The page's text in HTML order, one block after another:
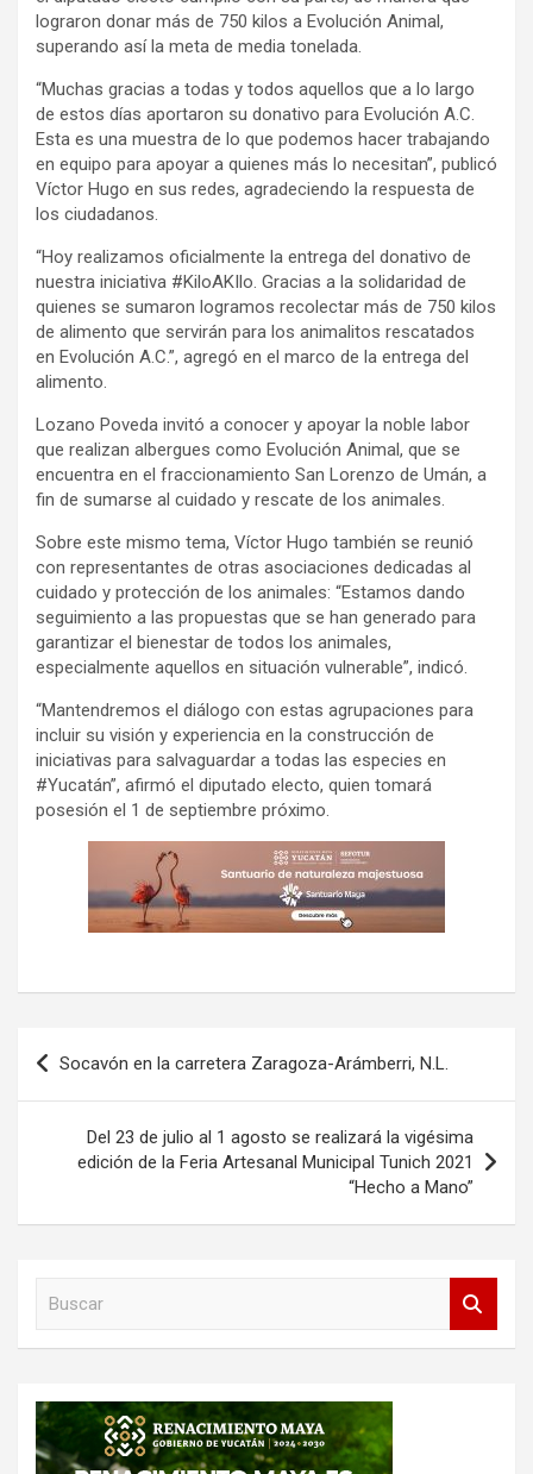
lograron donar más de 750 kilos a Evolución Animal,
superando así la meta de media tonelada.
“Muchas gracias a todas y todos aquellos que a lo largo
de estos días aportaron su donativo para Evolución A.C.
Esta es una muestra de lo que podemos hacer trabajando
en equipo para apoyar a quienes más lo necesitan”, publicó
Víctor Hugo en sus redes, agradeciendo la respuesta de
los ciudadanos.
“Hoy realizamos oficialmente la entrega del donativo de
nuestra iniciativa #KiloAKIlo. Gracias a la solidaridad de
quienes se sumaron logramos recolectar más de 750 kilos
de alimento que servirán para los animalitos rescatados
en Evolución A.C.”, agregó en el marco de la entrega del
alimento.
Lozano Poveda invitó a conocer y apoyar la noble labor
que realizan albergues como Evolución Animal, que se
encuentra en el fraccionamiento San Lorenzo de Umán, a
fin de sumarse al cuidado y rescate de los animales.
Sobre este mismo tema, Víctor Hugo también se reunió
con representantes de otras asociaciones dedicadas al
cuidado y protección de los animales: “Estamos dando
seguimiento a las propuestas que se han generado para
garantizar el bienestar de todos los animales,
especialmente aquellos en situación vulnerable”, indicó.
“Mantendremos el diálogo con estas agrupaciones para
incluir su visión y experiencia en la construcción de
iniciativas para salvaguardar a todas las especies en
#Yucatán”, afirmó el diputado electo, quien tomará
posesión el 1 de septiembre próximo.
Navegación
de
entradas
Socavón en la carretera Zaragoza-Arámberri, N.L.
Del 23 de julio al 1 agosto se realizará la vigésima
edición de la Feria Artesanal Municipal Tunich 2021
“Hecho a Mano”
r